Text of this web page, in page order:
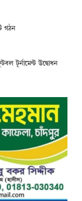
গঠন
টূর্নামেন্ট উদ্বোধন